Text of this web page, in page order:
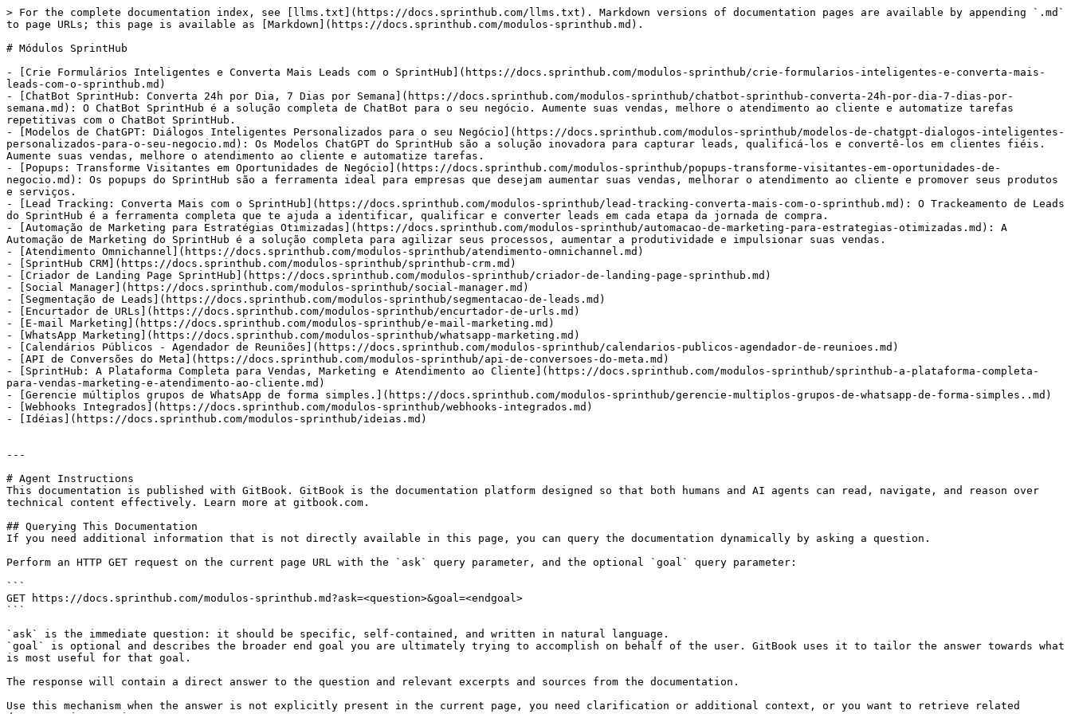
> For the complete documentation index, see [llms.txt](https://docs.sprinthub.com/llms.txt). Markdown versions of documentation pages are available by appending `.md`
to page URLs; this page is available as [Markdown](https://docs.sprinthub.com/modulos-sprinthub.md).
# Módulos SprintHub
- [Crie Formulários Inteligentes e Converta Mais Leads com o SprintHub](https://docs.sprinthub.com/modulos-sprinthub/crie-formularios-inteligentes-e-converta-mais-
leads-com-o-sprinthub.md)
- [ChatBot SprintHub: Converta 24h por Dia, 7 Dias por Semana](https://docs.sprinthub.com/modulos-sprinthub/chatbot-sprinthub-converta-24h-por-dia-7-dias-por-
semana.md): O ChatBot SprintHub é a solução completa de ChatBot para o seu negócio. Aumente suas vendas, melhore o atendimento ao cliente e automatize tarefas
repetitivas com o ChatBot SprintHub.
- [Modelos de ChatGPT: Diálogos Inteligentes Personalizados para o seu Negócio](https://docs.sprinthub.com/modulos-sprinthub/modelos-de-chatgpt-dialogos-inteligentes-
personalizados-para-o-seu-negocio.md): Os Modelos ChatGPT do SprintHub são a solução inovadora para capturar leads, qualificá-los e convertê-los em clientes fiéis.
Aumente suas vendas, melhore o atendimento ao cliente e automatize tarefas.
- [Popups: Transforme Visitantes em Oportunidades de Negócio](https://docs.sprinthub.com/modulos-sprinthub/popups-transforme-visitantes-em-oportunidades-de-
negocio.md): Os popups do SprintHub são a ferramenta ideal para empresas que desejam aumentar suas vendas, melhorar o atendimento ao cliente e promover seus produtos
e serviços.
- [Lead Tracking: Converta Mais com o SprintHub](https://docs.sprinthub.com/modulos-sprinthub/lead-tracking-converta-mais-com-o-sprinthub.md): O Trackeamento de Leads
do SprintHub é a ferramenta completa que te ajuda a identificar, qualificar e converter leads em cada etapa da jornada de compra.
- [Automação de Marketing para Estratégias Otimizadas](https://docs.sprinthub.com/modulos-sprinthub/automacao-de-marketing-para-estrategias-otimizadas.md): A
Automação de Marketing do SprintHub é a solução completa para agilizar seus processos, aumentar a produtividade e impulsionar suas vendas.
- [Atendimento Omnichannel](https://docs.sprinthub.com/modulos-sprinthub/atendimento-omnichannel.md)
- [SprintHub CRM](https://docs.sprinthub.com/modulos-sprinthub/sprinthub-crm.md)
- [Criador de Landing Page SprintHub](https://docs.sprinthub.com/modulos-sprinthub/criador-de-landing-page-sprinthub.md)
- [Social Manager](https://docs.sprinthub.com/modulos-sprinthub/social-manager.md)
- [Segmentação de Leads](https://docs.sprinthub.com/modulos-sprinthub/segmentacao-de-leads.md)
- [Encurtador de URLs](https://docs.sprinthub.com/modulos-sprinthub/encurtador-de-urls.md)
- [E-mail Marketing](https://docs.sprinthub.com/modulos-sprinthub/e-mail-marketing.md)
- [WhatsApp Marketing](https://docs.sprinthub.com/modulos-sprinthub/whatsapp-marketing.md)
- [Calendários Públicos - Agendador de Reuniões](https://docs.sprinthub.com/modulos-sprinthub/calendarios-publicos-agendador-de-reunioes.md)
- [API de Conversões do Meta](https://docs.sprinthub.com/modulos-sprinthub/api-de-conversoes-do-meta.md)
- [SprintHub: A Plataforma Completa para Vendas, Marketing e Atendimento ao Cliente](https://docs.sprinthub.com/modulos-sprinthub/sprinthub-a-plataforma-completa-
para-vendas-marketing-e-atendimento-ao-cliente.md)
- [Gerencie múltiplos grupos de WhatsApp de forma simples.](https://docs.sprinthub.com/modulos-sprinthub/gerencie-multiplos-grupos-de-whatsapp-de-forma-simples..md)
- [Webhooks Integrados](https://docs.sprinthub.com/modulos-sprinthub/webhooks-integrados.md)
- [Idéias](https://docs.sprinthub.com/modulos-sprinthub/ideias.md)
---
# Agent Instructions
This documentation is published with GitBook. GitBook is the documentation platform designed so that both humans and AI agents can read, navigate, and reason over
technical content effectively. Learn more at gitbook.com.
## Querying This Documentation
If you need additional information that is not directly available in this page, you can query the documentation dynamically by asking a question.
Perform an HTTP GET request on the current page URL with the `ask` query parameter, and the optional `goal` query parameter:
```
GET https://docs.sprinthub.com/modulos-sprinthub.md?ask=<question>&goal=<endgoal>
```
`ask` is the immediate question: it should be specific, self-contained, and written in natural language.
`goal` is optional and describes the broader end goal you are ultimately trying to accomplish on behalf of the user. GitBook uses it to tailor the answer towards what
is most useful for that goal.
The response will contain a direct answer to the question and relevant excerpts and sources from the documentation.
Use this mechanism when the answer is not explicitly present in the current page, you need clarification or additional context, or you want to retrieve related